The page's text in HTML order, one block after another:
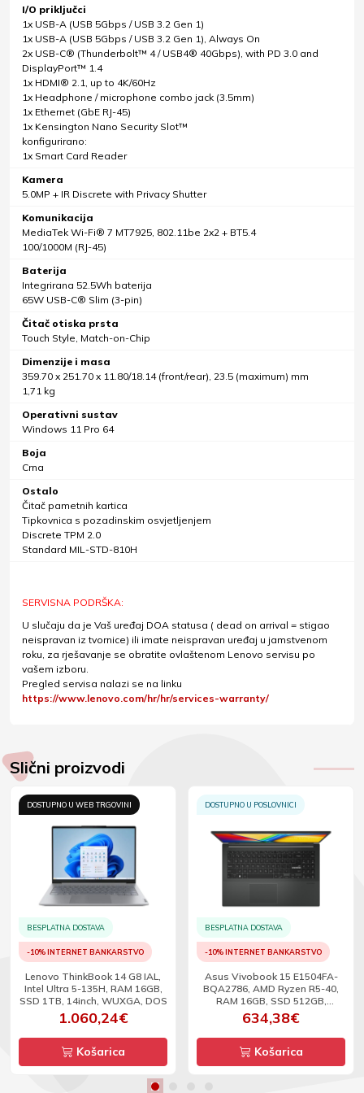
I/O priključci
1x USB-A (USB 5Gbps / USB 3.2 Gen 1)
1x USB-A (USB 5Gbps / USB 3.2 Gen 1), Always On
2x USB-C® (Thunderbolt™ 4 / USB4® 40Gbps), with PD 3.0 and
DisplayPort™ 1.4
1x HDMI® 2.1, up to 4K/60Hz
1x Headphone / microphone combo jack (3.5mm)
1x Ethernet (GbE RJ-45)
1x Kensington Nano Security Slot™
konfigurirano:
1x Smart Card Reader
Kamera
5.0MP + IR Discrete with Privacy Shutter
Komunikacija
MediaTek Wi-Fi® 7 MT7925, 802.11be 2x2 + BT5.4
100/1000M (RJ-45)
Baterija
Integrirana 52.5Wh baterija
65W USB-C® Slim (3-pin)
Čitač otiska prsta
Touch Style, Match-on-Chip
Dimenzije i masa
359.70 x 251.70 x 11.80/18.14 (front/rear), 23.5 (maximum) mm
1,71 kg
Operativni sustav
Windows 11 Pro 64
Boja
Crna
Ostalo
Čitač pametnih kartica
Tipkovnica s pozadinskim osvjetljenjem
Discrete TPM 2.0
Standard MIL-STD-810H
SERVISNA PODRŠKA:
U slučaju da je Vaš uređaj DOA statusa ( dead on arrival = stigao
neispravan iz tvornice) ili imate neispravan uređaj u jamstvenom
roku, za rješavanje se obratite ovlaštenom Lenovo servisu po
vašem izboru.
Pregled servisa nalazi se na linku
https://www.lenovo.com/hr/hr/services-warranty/
Slični proizvodi
DOSTUPNO U WEB TRGOVINI
BESPLATNA DOSTAVA
-10% INTERNET BANKARSTVO
Lenovo ThinkBook 14 G8 IAL,
Intel Ultra 5-135H, RAM 16GB,
SSD 1TB, 14inch, WUXGA, DOS
1.060,24€
Košarica
DOSTUPNO U POSLOVNICI
BESPLATNA DOSTAVA
-10% INTERNET BANKARSTVO
Asus Vivobook 15 E1504FA-
BQA2786, AMD Ryzen R5-40,
RAM 16GB, SSD 512GB,
15.6inch, FHD, DOS -BEZ
ADAPTERA
634,38€
Košarica